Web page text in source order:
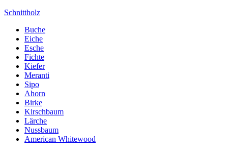
Schnittholz
Buche
Eiche
Esche
Fichte
Kiefer
Meranti
Sipo
Ahorn
Birke
Kirschbaum
Lärche
Nussbaum
American Whitewood